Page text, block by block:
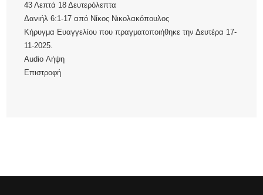
43 Λεπτά 18 Δευτερόλεπτα
Δανιήλ 6:1-17 από Νίκος Νικολακόπουλος
Κήρυγμα Ευαγγελίου που πραγματοποιήθηκε την Δευτέρα 17-
11-2025.
Audio Λήψη
Επιστροφή